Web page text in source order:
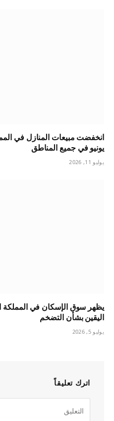
يونيو في جميع المناطق
يوليو 11, 2026
يظهر سوق الإسكان في
اليقين بشأن التضخم
يوليو 5, 2026
اترك تعليقاً